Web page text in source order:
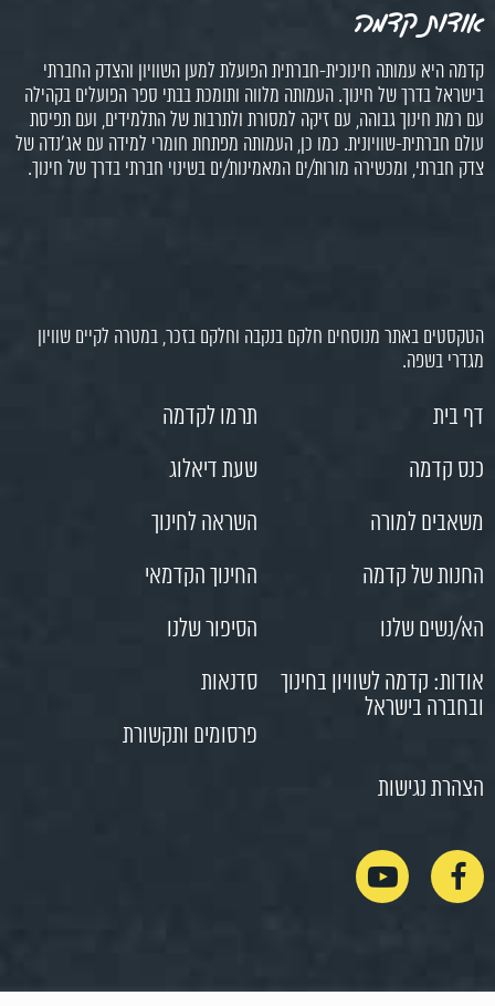
אודות קדמה
קדמה היא עמותה חינוכית-חברתית הפועלת למען השוויון והצדק החברתי
בישראל בדרך של חינוך. העמותה מלווה ותומכת בבתי ספר הפועלים בקהילה
עם רמת חינוך גבוהה, עם זיקה למסורת ולתרבות של התלמידים, ועם תפיסת
עולם חברתית-שוויונית. כמו כן, העמותה מפתחת חומרי למידה עם אג'נדה של
צדק חברתי, ומכשירה מורות/ים המאמינות/ים בשינוי חברתי בדרך של חינוך.
הטקסטים באתר מנוסחים חלקם בנקבה וחלקם בזכר, במטרה לקיים שוויון
מגדרי בשפה.
דף בית
תרמו לקדמה
כנס קדמה
שעת דיאלוג
משאבים למורה
השראה לחינוך
החנות של קדמה
החינוך הקדמאי
הא/נשים שלנו
הסיפור שלנו
אודות: קדמה לשוויון בחינוך
ובחברה בישראל
סדנאות
פרסומים ותקשורת
הצהרת נגישות